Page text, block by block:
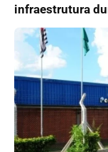
infraestrutura